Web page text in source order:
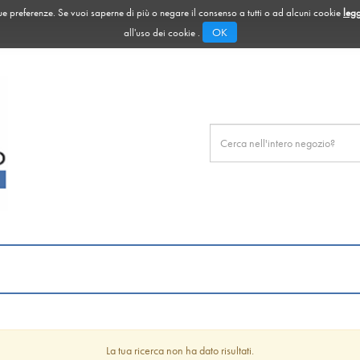
Se vuoi saperne di più o negare il consenso a tutti o ad alcuni cookie
all'uso dei cookie .
OK
Prodotto
La tua ricerca non ha dato risultati.